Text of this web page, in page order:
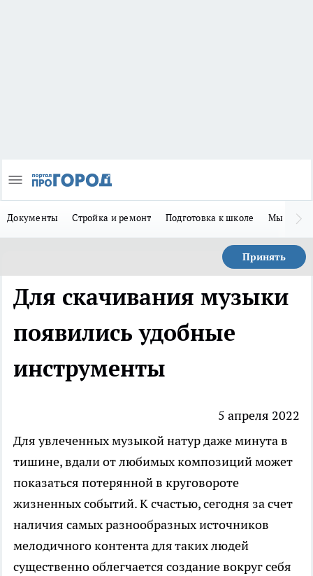
Документы Стройка и ремонт Подготовка к школе Мы в MAX
Принять
Для скачивания музыки
появились удобные
инструменты
5 апреля 2022
Для увлеченных музыкой натур даже минута в
тишине, вдали от любимых композиций может
показаться потерянной в круговороте
жизненных событий. К счастью, сегодня за счет
наличия самых разнообразных источников
мелодичного контента для таких людей
существенно облегчается создание вокруг себя